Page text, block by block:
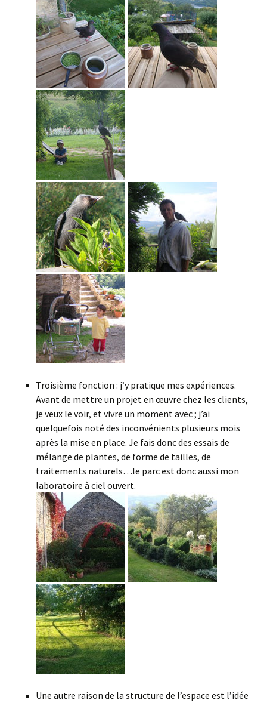
Troisième fonction : j’y pratique mes expériences.
Avant de mettre un projet en œuvre chez les clients,
je veux le voir, et vivre un moment avec ; j’ai
quelquefois noté des inconvénients plusieurs mois
après la mise en place. Je fais donc des essais de
mélange de plantes, de forme de tailles, de
traitements naturels…le parc est donc aussi mon
laboratoire à ciel ouvert.
Une autre raison de la structure de l’espace est l’idée